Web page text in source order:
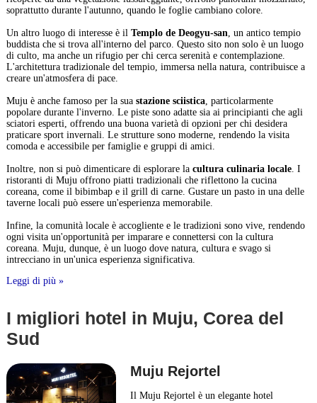
soprattutto durante l'autunno, quando le foglie cambiano colore.
Un altro luogo di interesse è il Templo de Deogyu-san, un antico tempio
buddista che si trova all'interno del parco. Questo sito non solo è un luogo
di culto, ma anche un rifugio per chi cerca serenità e contemplazione.
L'architettura tradizionale del tempio, immersa nella natura, contribuisce a
creare un'atmosfera di pace.
Muju è anche famoso per la sua stazione sciistica, particolarmente
popolare durante l'inverno. Le piste sono adatte sia ai principianti che agli
sciatori esperti, offrendo una buona varietà di opzioni per chi desidera
praticare sport invernali. Le strutture sono moderne, rendendo la visita
comoda e accessibile per famiglie e gruppi di amici.
Inoltre, non si può dimenticare di esplorare la cultura culinaria locale. I
ristoranti di Muju offrono piatti tradizionali che riflettono la cucina
coreana, come il bibimbap e il grill di carne. Gustare un pasto in una delle
taverne locali può essere un'esperienza memorabile.
Infine, la comunità locale è accogliente e le tradizioni sono vive, rendendo
ogni visita un'opportunità per imparare e connettersi con la cultura
coreana. Muju, dunque, è un luogo dove natura, cultura e svago si
intrecciano in un'unica esperienza significativa.
Leggi di più »
I migliori hotel in Muju, Corea del
Sud
Muju Rejortel
Il Muju Rejortel è un elegante hotel